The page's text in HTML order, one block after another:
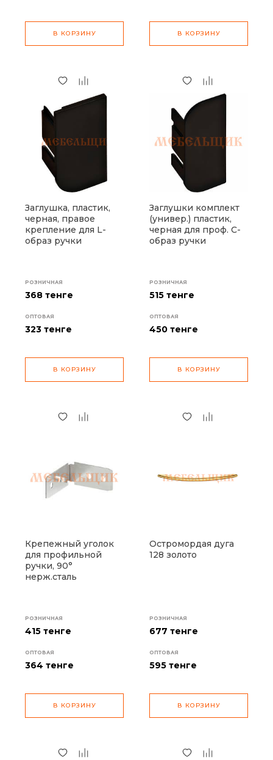
В КОРЗИНУ В КОРЗИНУ
Заглушка, пластик,
черная, правое
крепление для L-
образ ручки
РОЗНИЧНАЯ
368 тенге
ОПТОВАЯ
323 тенге
В КОРЗИНУ
Заглушки комплект
(универ.) пластик,
черная для проф. С-
образ ручки
РОЗНИЧНАЯ
515 тенге
ОПТОВАЯ
450 тенге
В КОРЗИНУ
Крепежный уголок
для профильной
ручки, 90°
нерж.сталь
РОЗНИЧНАЯ
415 тенге
ОПТОВАЯ
364 тенге
В КОРЗИНУ
Остромордая дуга
128 золото
РОЗНИЧНАЯ
677 тенге
ОПТОВАЯ
595 тенге
В КОРЗИНУ